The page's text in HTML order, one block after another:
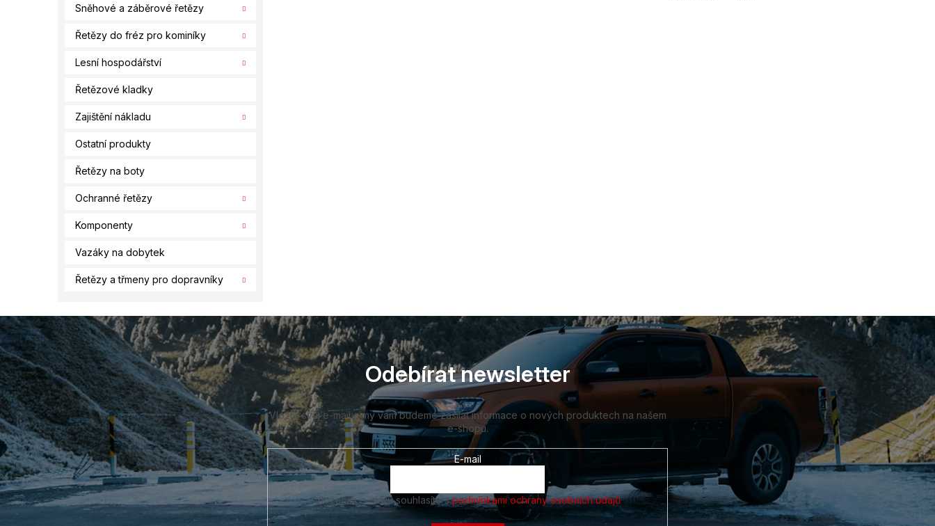
Sněhové a záběrové řetězy
Řetězy do fréz pro kominíky
Lesní hospodářství
Řetězové kladky
Zajištění nákladu
Ostatní produkty
Řetězy na boty
Ochranné řetězy
Komponenty
Vazáky na dobytek
Řetězy a třmeny pro dopravníky
Z
á
p
a
t
í
Odebírat newsletter
Vložte svůj e-mail a my vám budeme zasílat informace o nových produktech na našem
e-shopu.
E-mail
Vložením e-mailu souhlasíte spodmínkami ochrany osobních údajů